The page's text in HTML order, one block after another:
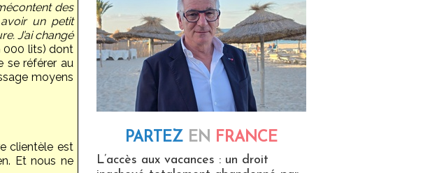
des
un petit
J’ai changé
000 lits) dont
se référer au
moyens
clientèle est
Et nous ne
PARTEZ EN FRANCE
L’accès aux vacances : un droit